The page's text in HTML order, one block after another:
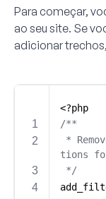
Para começar,
ao seu site. Se
adicionar trechos,